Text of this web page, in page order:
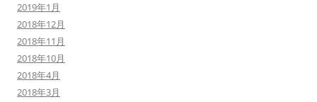
2019年1月
2018年12月
2018年11月
2018年10月
2018年4月
2018年3月